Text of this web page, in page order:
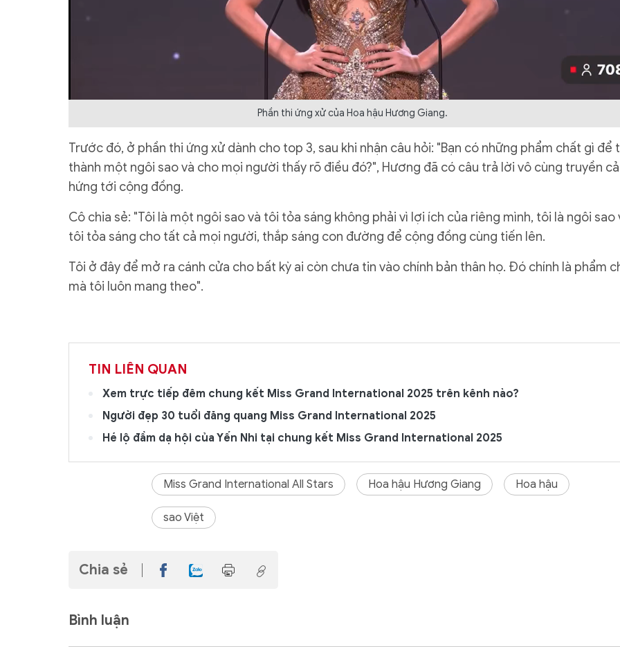
Phần thi ứng xử của Hoa hậu Hương Giang.
Trước đó, ở phần thi ứng xử dành cho top 3, sau khi nhận câu hỏi: "Bạn có những phẩm chất gì để
thành một ngôi sao và cho mọi người thấy rõ điều đó?", Hương đã có câu trả lời vô cùng truyền
hứng tới cộng đồng.
Cô chia sẻ: "Tôi là một ngôi sao và tôi tỏa sáng không phải vì lợi ích của riêng mình, tôi là ngôi sao
tôi tỏa sáng cho tất cả mọi người, thắp sáng con đường để cộng đồng cùng tiến lên.
Tôi ở đây để mở ra cánh cửa cho bất kỳ ai còn chưa tin vào chính bản thân họ. Đó chính là phẩm
mà tôi luôn mang theo".
TIN LIÊN QUAN
Xem trực tiếp đêm chung kết Miss Grand International 2025 trên kênh nào?
Người đẹp 30 tuổi đăng quang Miss Grand International 2025
Hé lộ đầm dạ hội của Yến Nhi tại chung kết Miss Grand International 2025
Miss Grand International All Stars Hoa hậu Hương Giang Hoa hậu
sao Việt
Chia sẻ
Bình luận